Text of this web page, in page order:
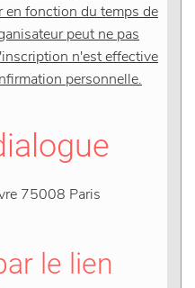
en fonction du temps de
peut ne pas
n'est effective
personnelle.
75008 Paris
le lien